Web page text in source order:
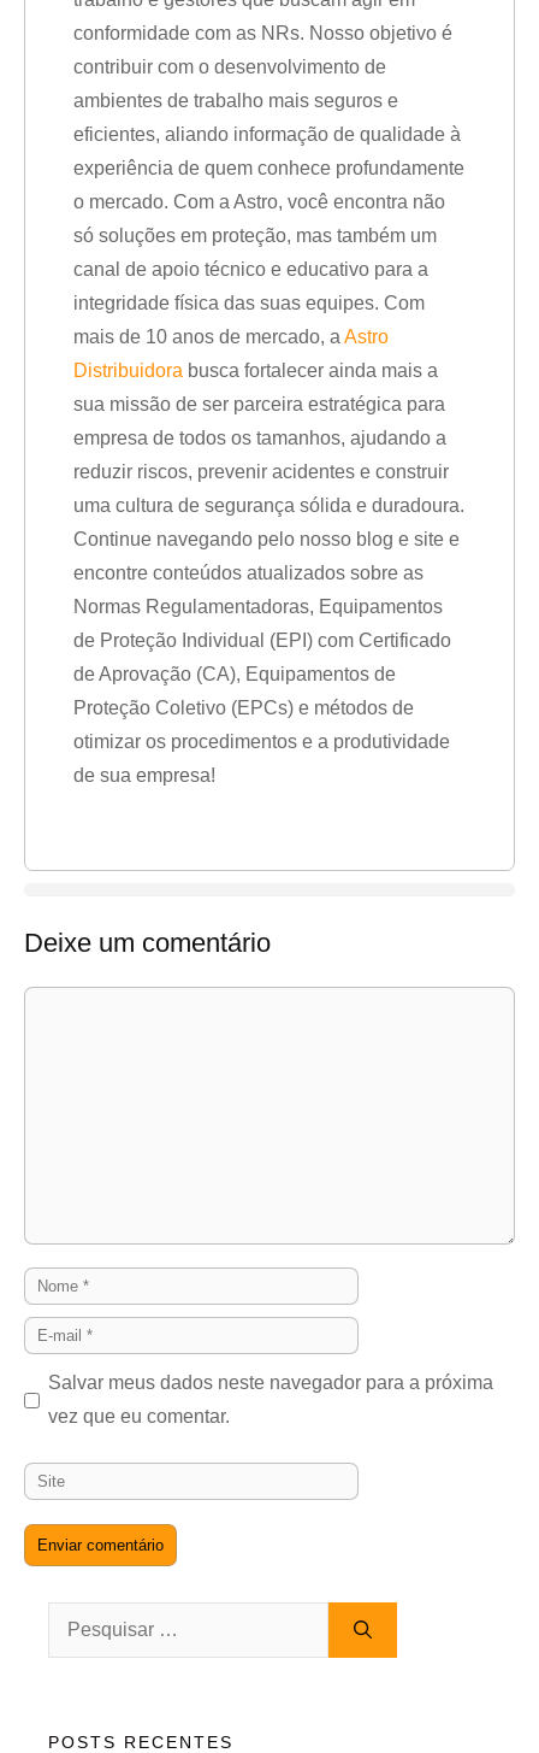
conformidade com as NRs. Nosso objetivo é
contribuir com o desenvolvimento de
ambientes de trabalho mais seguros e
eficientes, aliando informação de qualidade à
experiência de quem conhece profundamente
o mercado. Com a Astro, você encontra não
só soluções em proteção, mas também um
canal de apoio técnico e educativo para a
integridade física das suas equipes. Com
mais de 10 anos de mercado, a Astro
Distribuidora busca fortalecer ainda mais a
sua missão de ser parceira estratégica para
empresa de todos os tamanhos, ajudando a
reduzir riscos, prevenir acidentes e construir
uma cultura de segurança sólida e duradoura.
Continue navegando pelo nosso blog e site e
encontre conteúdos atualizados sobre as
Normas Regulamentadoras, Equipamentos
de Proteção Individual (EPI) com Certificado
de Aprovação (CA), Equipamentos de
Proteção Coletivo (EPCs) e métodos de
otimizar os procedimentos e a produtividade
de sua empresa!
Deixe um comentário
Nome
E-
Salvar meus dados neste navegador para a próxima
vez que eu comentar.
Site
POSTS RECENTES